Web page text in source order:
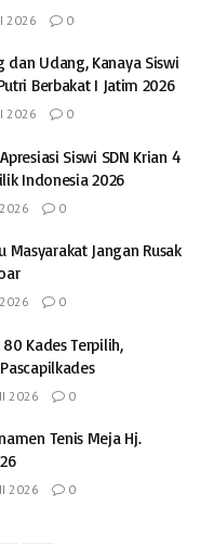
2026 0
dan Udang, Kanaya Siswi
Berbakat I Jatim 2026
2026 0
Siswi SDN Krian 4
Indonesia 2026
0
Jangan Rusak
0
Kades Terpilih,
2026 0
Tenis Meja Hj.
2026 0